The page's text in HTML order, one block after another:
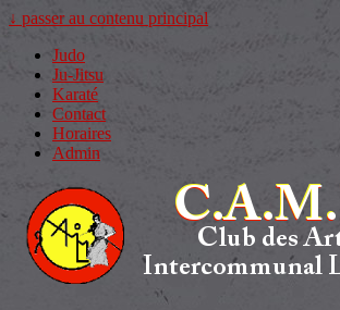
↓ passer au contenu principal
Judo
Ju-Jitsu
Karaté
Contact
Horaires
Admin